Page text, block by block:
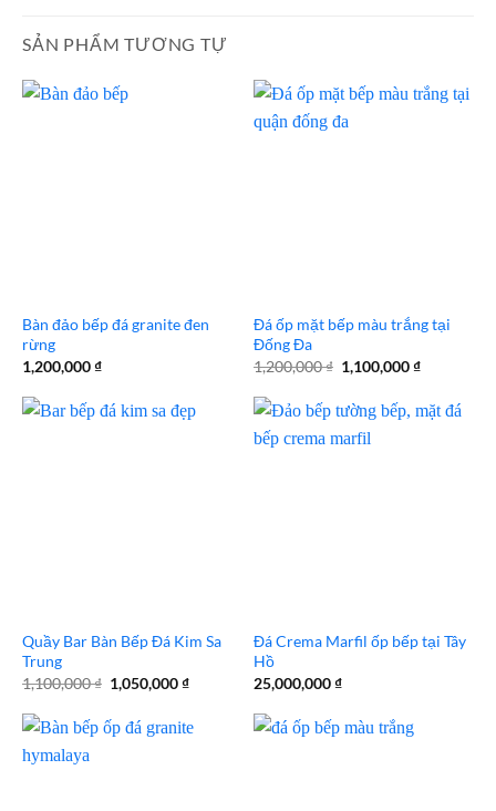
SẢN PHẨM TƯƠNG TỰ
Bàn đảo bếp đá granite đen
rừng
1,200,000₫
Đá ốp mặt bếp màu trắng tại
Đống Đa
1,200,000₫ Giá
gốc
1,200,000 ₫.
1,100,000₫Giá
là:
Quầy Bar Bàn Bếp Đá Kim Sa
Trung
1,100,000₫ Giá
gốc
1,100,000 ₫.
1,050,000₫Giá
là:
Đá Crema Marfil ốp bếp tại Tây
Hồ
25,000,000₫